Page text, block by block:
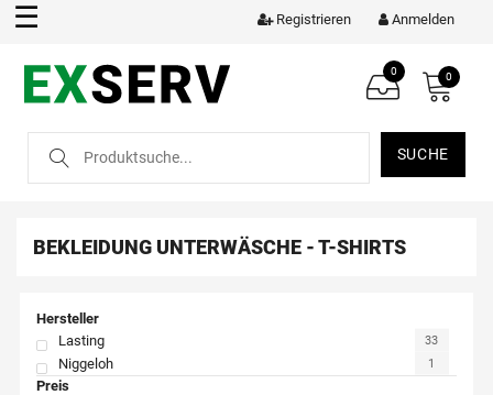
☰ Anmelden
Registrieren
SUCHE
0 0
BEKLEIDUNG UNTERWÄSCHE - T-SHIRTS
Hersteller
Lasting
33
Niggeloh 1
Preis